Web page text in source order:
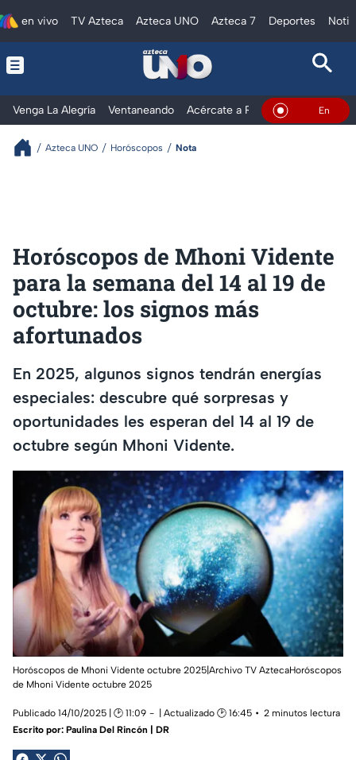
en vivo TV Azteca Azteca UNO Azteca 7 Deportes
Venga La Alegría Ventaneando Acércate a Rocío Al Extremo
En Vivo
Azteca UNO Horóscopos Nota
Horóscopos de Mhoni Vidente
para la semana del 14 al 19 de
octubre: los signos más
afortunados
En 2025, algunos signos tendrán energías
especiales: descubre qué sorpresas y
oportunidades les esperan del 14 al 19 de
octubre según Mhoni Vidente.
Horóscopos de Mhoni Vidente octubre 2025|Archivo TV AztecaHoróscopos
de Mhoni Vidente octubre 2025
Publicado 14/10/2025 | 🕑 11:09 | Actualizado 🕑 16:45
2 minutos lectura
Escrito por: Paulina Del Rincón | DR